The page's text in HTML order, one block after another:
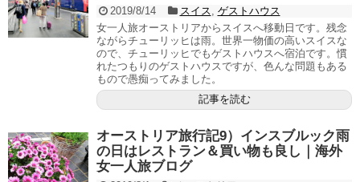
2019/8/14 スイス
ゲストハウス
女一人旅オーストリアからスイスへ移動日です。残念
ながらチューリッヒは雨。世界一物価の高いスイスな
ので、チューリッヒでもゲストハウスへ宿泊です。慣
れたつもりのゲストハウスですが、色んな問題もある
もので愚痴ってみました。
記事を読む
オーストリア旅行記9）インスブルック雨
の日はレストラン＆買い物も良し｜海外
女一人旅ブログ